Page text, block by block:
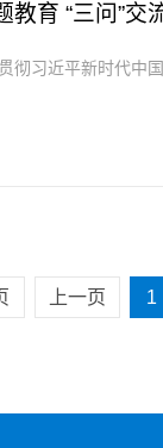
育 “三问”交
彻习近平新时代中
上一页 1